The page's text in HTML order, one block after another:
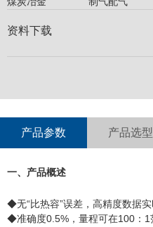
资料下载
产品参数 产品选型
一、产品概述
◆无“比热容”误差，高精度数据
◆准确度0.5%，量程可在100：1